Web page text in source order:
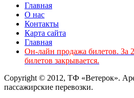
Главная
О нас
Контакты
Карта сайта
Главная
Он-лайн продажа билетов. За
билетов закрывается.
Copyright © 2012, ТФ «Ветерок».
пассажирские перевозки.